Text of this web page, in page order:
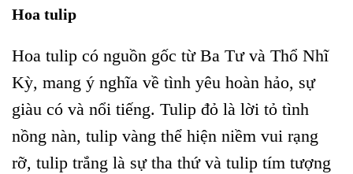
Hoa tulip
Hoa tulip có nguồn gốc từ Ba Tư và Thổ Nhĩ
Kỳ, mang ý nghĩa về tình yêu hoàn hảo, sự
giàu có và nổi tiếng. Tulip đỏ là lời tỏ tình
nồng nàn, tulip vàng thể hiện niềm vui rạng
rỡ, tulip trắng là sự tha thứ và tulip tím tượng